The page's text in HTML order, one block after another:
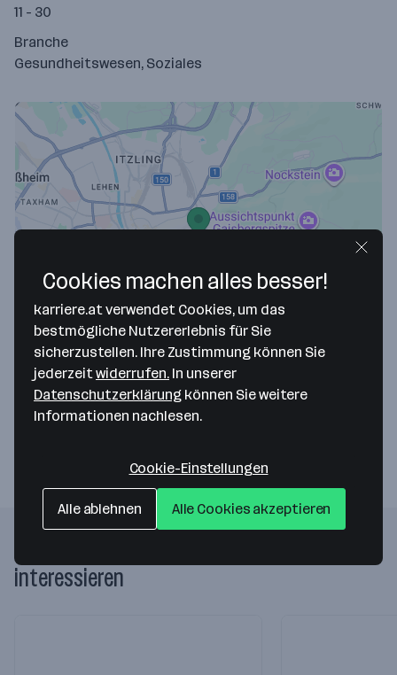
11 - 30
Branche
Gesundheitswesen, Soziales
Map data ©2026 Google
Borromäus Apotheke KG
Gaisbergstrasse 20 - Borromäus Apotheke
5020 Salzburg (Stadt)— Route berechnen
Webseite
interessieren
Cookies machen alles besser!
karriere.at verwendet Cookies, um das
bestmögliche Nutzererlebnis für Sie
sicherzustellen. Ihre Zustimmung können Sie
jederzeit widerrufen. In unserer
Datenschutzerklärung können Sie weitere
Informationen nachlesen.
Cookie-Einstellungen
Alle ablehnen Alle Cookies akzeptieren